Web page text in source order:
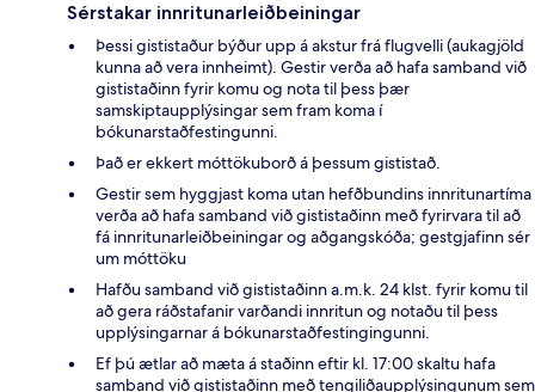
Sérstakar innritunarleiðbeiningar
Þessi gististaður býður upp á akstur frá flugvelli (aukagjöld
kunna að vera innheimt). Gestir verða að hafa samband við
gististaðinn fyrir komu og nota til þess þær
samskiptaupplýsingar sem fram koma í
bókunarstaðfestingunni.
Það er ekkert móttökuborð á þessum gististað.
Gestir sem hyggjast koma utan hefðbundins innritunartíma
verða að hafa samband við gististaðinn með fyrirvara til að
fá innritunarleiðbeiningar og aðgangskóða; gestgjafinn sér
um móttöku
Hafðu samband við gististaðinn a.m.k. 24 klst. fyrir komu til
að gera ráðstafanir varðandi innritun og notaðu til þess
upplýsingarnar á bókunarstaðfestingingunni.
Ef þú ætlar að mæta á staðinn eftir kl. 17:00 skaltu hafa
samband við gististaðinn með tengiliðaupplýsingunum sem